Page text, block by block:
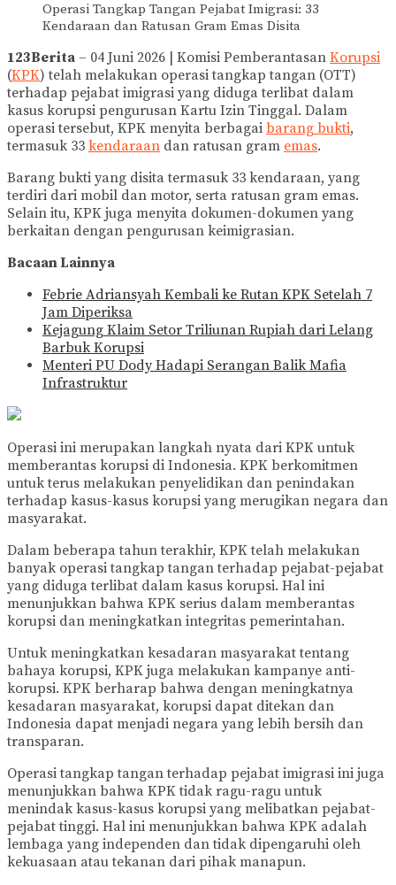
Operasi Tangkap Tangan Pejabat Imigrasi: 33
Kendaraan dan Ratusan Gram Emas Disita
123Berita – 04 Juni 2026 | Komisi Pemberantasan Korupsi
(KPK) telah melakukan operasi tangkap tangan (OTT)
terhadap pejabat imigrasi yang diduga terlibat dalam
kasus korupsi pengurusan Kartu Izin Tinggal. Dalam
operasi tersebut, KPK menyita berbagai barang bukti,
termasuk 33 kendaraan dan ratusan gram emas.
Barang bukti yang disita termasuk 33 kendaraan, yang
terdiri dari mobil dan motor, serta ratusan gram emas.
Selain itu, KPK juga menyita dokumen-dokumen yang
berkaitan dengan pengurusan keimigrasian.
Bacaan Lainnya
Febrie Adriansyah Kembali ke Rutan KPK Setelah 7
Jam Diperiksa
Kejagung Klaim Setor Triliunan Rupiah dari Lelang
Barbuk Korupsi
Menteri PU Dody Hadapi Serangan Balik Mafia
Infrastruktur
Operasi ini merupakan langkah nyata dari KPK untuk
memberantas korupsi di Indonesia. KPK berkomitmen
untuk terus melakukan penyelidikan dan penindakan
terhadap kasus-kasus korupsi yang merugikan negara dan
masyarakat.
Dalam beberapa tahun terakhir, KPK telah melakukan
banyak operasi tangkap tangan terhadap pejabat-pejabat
yang diduga terlibat dalam kasus korupsi. Hal ini
menunjukkan bahwa KPK serius dalam memberantas
korupsi dan meningkatkan integritas pemerintahan.
Untuk meningkatkan kesadaran masyarakat tentang
bahaya korupsi, KPK juga melakukan kampanye anti-
korupsi. KPK berharap bahwa dengan meningkatnya
kesadaran masyarakat, korupsi dapat ditekan dan
Indonesia dapat menjadi negara yang lebih bersih dan
transparan.
Operasi tangkap tangan terhadap pejabat imigrasi ini juga
menunjukkan bahwa KPK tidak ragu-ragu untuk
menindak kasus-kasus korupsi yang melibatkan pejabat-
pejabat tinggi. Hal ini menunjukkan bahwa KPK adalah
lembaga yang independen dan tidak dipengaruhi oleh
kekuasaan atau tekanan dari pihak manapun.